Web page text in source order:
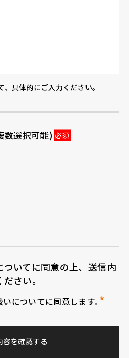
具体的にご入力ください。
数選択可能)
いてに同意の上、送信内
さい。
についてに同意します。
容を確認する